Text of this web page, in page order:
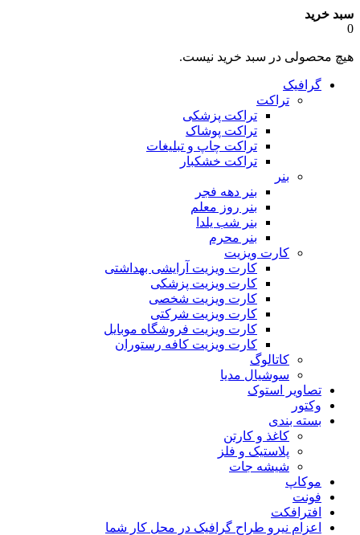
سبد خرید
0
هیچ محصولی در سبد خرید نیست.
گرافیک
تراکت
تراکت پزشکی
تراکت پوشاک
تراکت چاپ و تبلیغات
تراکت خشکبار
بنر
بنر دهه فجر
بنر روز معلم
بنر شب یلدا
بنر محرم
کارت ویزیت
کارت ویزیت آرایشی بهداشتی
کارت ویزیت پزشکی
کارت ویزیت شخصی
کارت ویزیت شرکتی
کارت ویزیت فروشگاه موبایل
کارت ویزیت کافه رستوران
کاتالوگ
سوشیال مدیا
تصاویر استوک
وکتور
بسته بندی
کاغذ و کارتن
پلاستیک و فلز
شیشه جات
موکاپ
فونت
افترافکت
اعزام نیرو طراح گرافیک در محل کار شما